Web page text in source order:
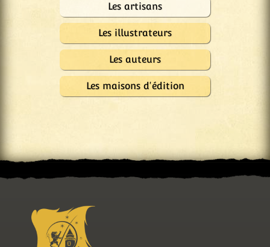
Les artisans
Les illustrateurs
Les auteurs
Les maisons d'édition